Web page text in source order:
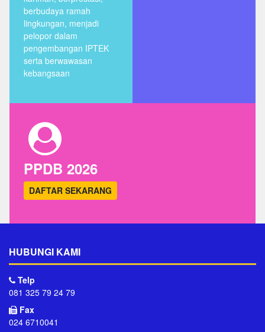
berbudaya ramah
lingkungan, menjadi
pelopor dalam
pengembangan IPTEK
serta berwawasan
kebangsaan
PPDB 2026
DAFTAR SEKARANG
HUBUNGI KAMI
Telp
081 325 79 24 79
Fax
024 6710041